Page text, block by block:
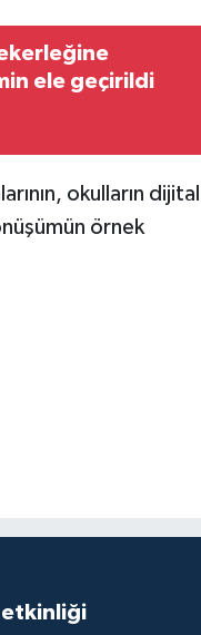
ele geçirildi
okulların dijital
örnek
etkinliği